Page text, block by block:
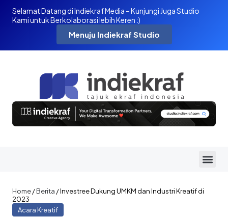
Selamat Datang di Indiekraf Media – Kunjungi Juga Studio
Kami untuk Berkolaborasi lebih Keren :)
Menuju Indiekraf Studio
Home/Berita /Investree Dukung UMKM dan Industri Kreatif di
2023
Acara Kreatif